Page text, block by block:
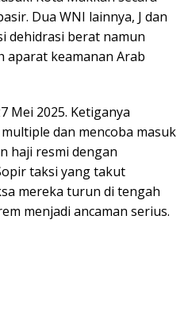
Dua WNI lainnya, J dan
dehidrasi berat namun
aparat keamanan Arab
Mei 2025. Ketiganya
dan mencoba masuk
haji resmi dengan
taksi yang takut
mereka turun di tengah
menjadi ancaman serius.